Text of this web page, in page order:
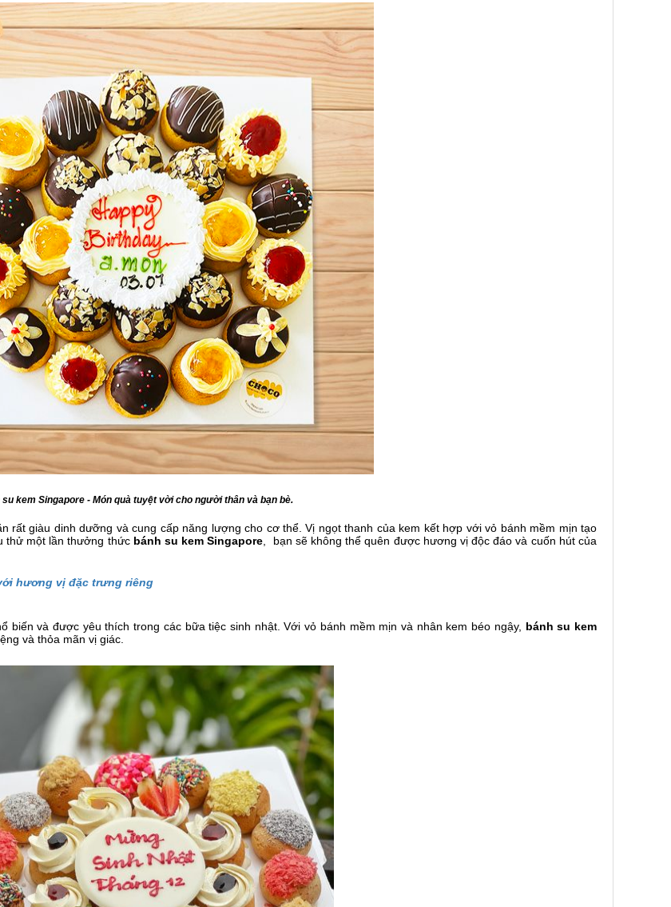
su kem Singapore - Món quà tuyệt vời cho người thân và bạn bè.
rất giàu dinh dưỡng và cung cấp năng lượng cho cơ thể. Vị ngọt thanh của kem kết hợp với vỏ bánh mềm mịn tạo
thử một lần thưởng thức bánh su kem Singapore , bạn sẽ không thể quên được hương vị độc đáo và cuốn hút của
hương vị đặc trưng riêng
biến và được yêu thích trong các bữa tiệc sinh nhật. Với vỏ bánh mềm mịn và nhân kem béo ngậy, bánh su kem
và thỏa mãn vị giác.